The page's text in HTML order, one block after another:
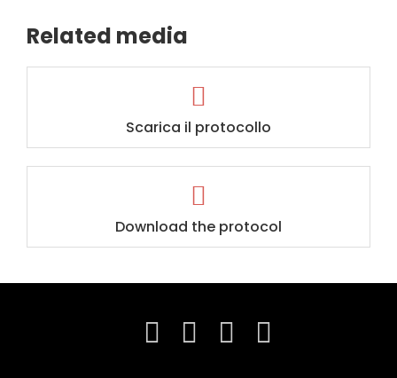
Related media
Scarica il protocollo
Download the protocol